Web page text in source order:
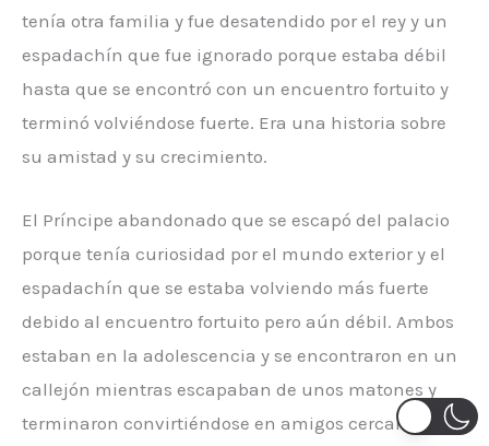
tenía otra familia y fue desatendido por el rey y un
espadachín que fue ignorado porque estaba débil
hasta que se encontró con un encuentro fortuito y
terminó volviéndose fuerte. Era una historia sobre
su amistad y su crecimiento.
El Príncipe abandonado que se escapó del palacio
porque tenía curiosidad por el mundo exterior y el
espadachín que se estaba volviendo más fuerte
debido al encuentro fortuito pero aún débil. Ambos
estaban en la adolescencia y se encontraron en un
callejón mientras escapaban de unos matones y
terminaron convirtiéndose en amigos cercanos.